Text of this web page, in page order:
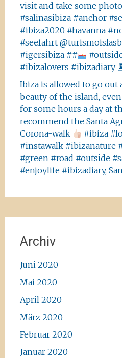
visit and take some
#salinasibiza #anchor
#ibiza2020 #havanna
#seefahrt
#igersibiza ##
#ibizalovers #ibizadiary
Ibiza is allowed to go out
beauty of the island,
for some hours a day at
recommend the Santa
Corona-walk
#ibiza
#instawalk #ibizanature
#green #road #outside
#enjoylife #ibizadiary,
Archiv
Juni 2020
Mai 2020
April 2020
März 2020
Februar 2020
Januar 2020